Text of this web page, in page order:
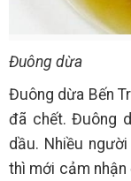
Đuông dừa
Đuông dừa Bến
đã chết. Đuông
dầu. Nhiều
thì mới cảm